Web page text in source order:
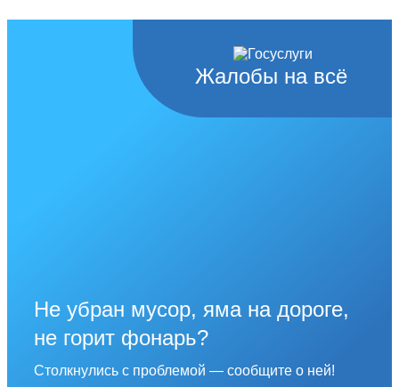
Жалобы на всё
Не убран мусор, яма на дороге,
не горит фонарь?
Столкнулись с проблемой — сообщите о ней!